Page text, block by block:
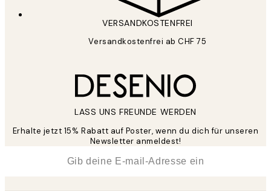
VERSANDKOSTENFREI
Versandkostenfrei ab CHF 75
LASS UNS FREUNDE WERDEN
Erhalte jetzt 15% Rabatt auf Poster, wenn du dich für unseren
Newsletter anmeldest!